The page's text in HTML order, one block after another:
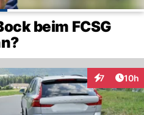
beim FCSG
7 10h